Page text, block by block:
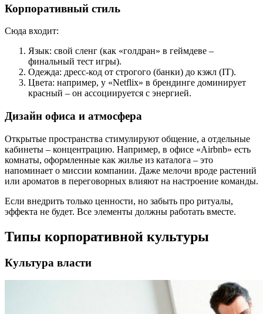
Корпоративный стиль
Сюда входит:
Язык: свой сленг (как «голдран» в геймдеве –
финальный тест игры).
Одежда: дресс-код от строгого (банки) до кэжл (IT).
Цвета: например, у «Netflix» в брендинге доминирует
красный – он ассоциируется с энергией.
Дизайн офиса и атмосфера
Открытые пространства стимулируют общение, а отдельные
кабинеты – концентрацию. Например, в офисе «Airbnb» есть
комнаты, оформленные как жилье из каталога – это
напоминает о миссии компании. Даже мелочи вроде растений
или ароматов в переговорных влияют на настроение команды.
Если внедрить только ценности, но забыть про ритуалы,
эффекта не будет. Все элементы должны работать вместе.
Типы корпоративной культуры
Культура власти